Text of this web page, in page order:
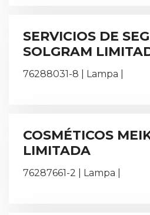
SERVICIOS DE
SOLGRAM
76288031-8 | Lampa |
COSMÉTICOS
LIMITADA
76287661-2 | Lampa |